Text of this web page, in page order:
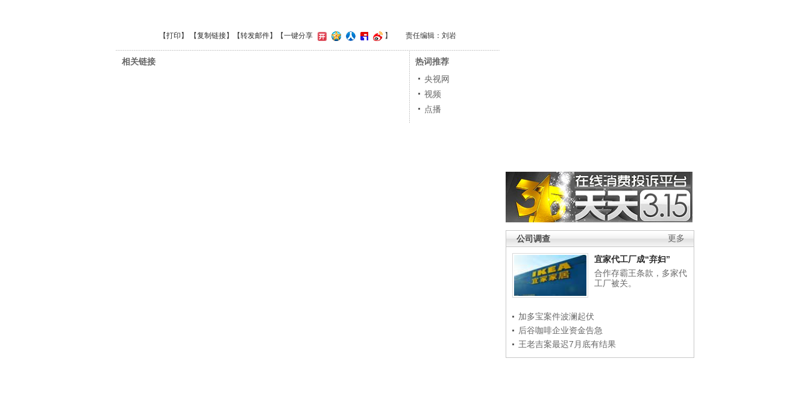
更多
公司调查
宜家代工厂成“弃妇”
合作存霸王条款，多家代
工厂被关。
加多宝案件波澜起伏
后谷咖啡企业资金告急
王老吉案最迟7月底有结果
【打印 】 【复制链接】【转发邮件】 【一键分享 】 责任编辑：刘岩
相关链接
热词推荐
央视网
视频
点播